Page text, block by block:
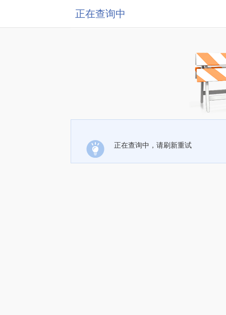
正在查询中
正在查询中，请刷新重试